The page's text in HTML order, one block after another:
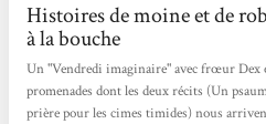
Histoires de moine et de
à la bouche
Un "Vendredi imaginaire" avec frœur Dex
promenades dont les deux récits (Un
prière pour les cimes timides) nous